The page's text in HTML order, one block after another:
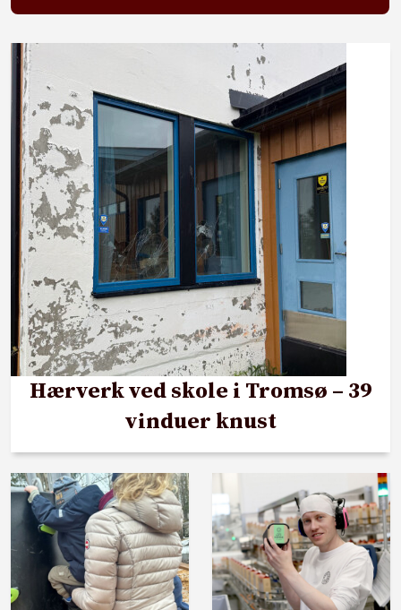
Hærverk ved skole i Tromsø – 39
vinduer knust